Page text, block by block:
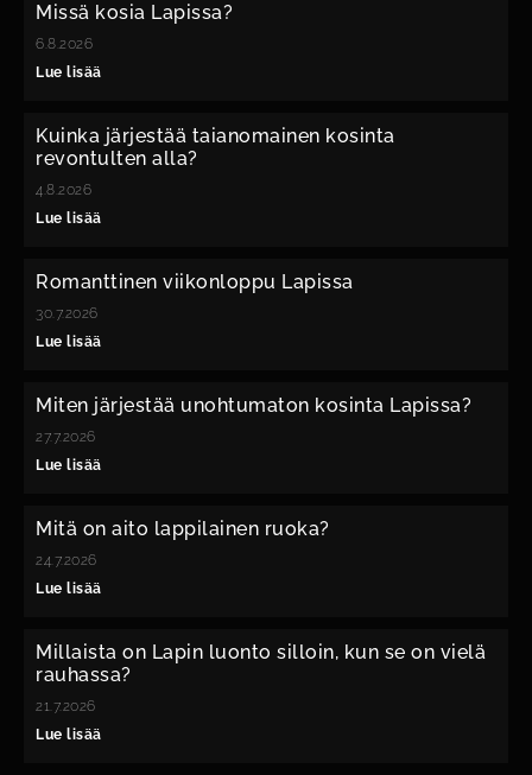
Missä kosia Lapissa?
6.8.2026
Lue lisää
Kuinka järjestää taianomainen kosinta
revontulten alla?
4.8.2026
Lue lisää
Romanttinen viikonloppu Lapissa
30.7.2026
Lue lisää
Miten järjestää unohtumaton kosinta Lapissa?
27.7.2026
Lue lisää
Mitä on aito lappilainen ruoka?
24.7.2026
Lue lisää
Millaista on Lapin luonto silloin, kun se on vielä
rauhassa?
21.7.2026
Lue lisää